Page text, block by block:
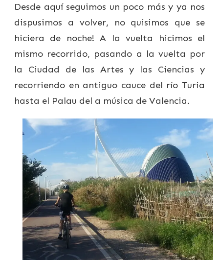
Desde aquí seguimos un poco más y ya nos
dispusimos a volver, no quisimos que se
hiciera de noche! A la vuelta hicimos el
mismo recorrido, pasando a la vuelta por
la Ciudad de las Artes y las Ciencias y
recorriendo en antiguo cauce del río Turia
hasta el Palau del a música de Valencia.